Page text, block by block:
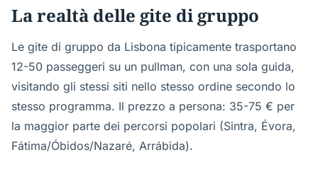
La realtà delle gite di gruppo
Le gite di gruppo da Lisbona tipicamente trasportano
12-50 passeggeri su un pullman, con una sola guida,
visitando gli stessi siti nello stesso ordine secondo lo
stesso programma. Il prezzo a persona: 35-75 € per
la maggior parte dei percorsi popolari (Sintra, Évora,
Fátima/Óbidos/Nazaré, Arrábida).